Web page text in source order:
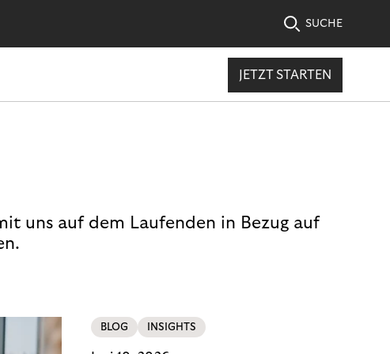
SUCHE
JETZT STARTEN
uns auf dem Laufenden in Bezug auf
BLOG INSIGHTS